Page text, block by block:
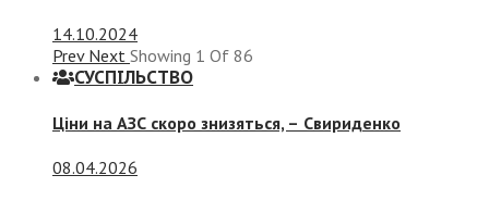
14.10.2024
Prev Next Showing 1 Of 86
СУСПIЛЬСТВО
Ціни на АЗС скоро знизяться, – Свириденко
08.04.2026